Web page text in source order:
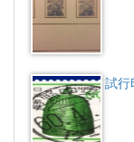
試